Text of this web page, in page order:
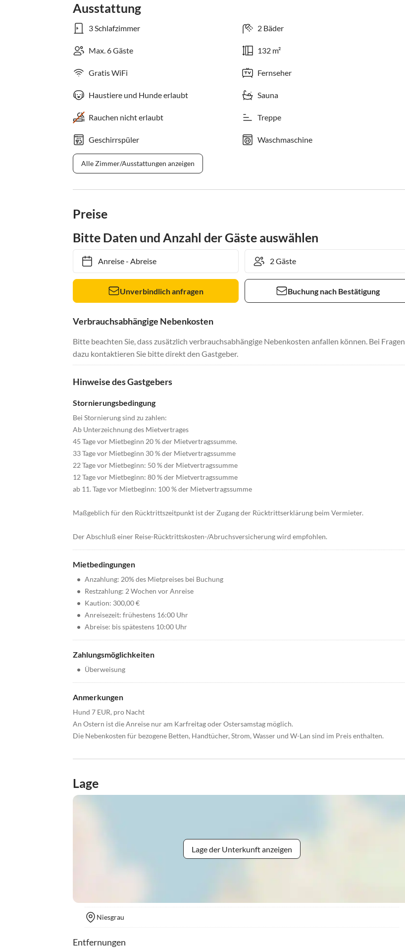
Ausstattung
3 Schlafzimmer 2 Bäder
Max. 6 Gäste 132 m²
Gratis WiFi Fernseher
Haustiere und Hunde erlaubt Sauna
Rauchen nicht erlaubt Treppe
Geschirrspüler Waschmaschine
Alle Zimmer/Ausstattungen anzeigen
Preise
Bitte Daten und Anzahl der Gäste auswählen
Anreise- Abreise
Unverbindlich anfragen Buchung nach Bestätigung
Verbrauchsabhängige Nebenkosten
Bitte beachten Sie, dass zusätzlich verbrauchsabhängige Nebenkosten anfallen können. Bei Fragen
dazu kontaktieren Sie bitte direkt den Gastgeber.
Hinweise des Gastgebers
Stornierungsbedingung
Bei Stornierung sind zu zahlen:
Ab Unterzeichnung des Mietvertrages
45 Tage vor Mietbeginn 20 % der Mietvertragssumme.
33 Tage vor Mietbeginn 30 % der Mietvertragssumme
22 Tage vor Mietbeginn: 50 % der Mietvertragssumme
12 Tage vor Mietbeginn: 80 % der Mietvertragssumme
ab 11. Tage vor Mietbeginn: 100 % der Mietvertragssumme
Maßgeblich für den Rücktrittszeitpunkt ist der Zugang der Rücktrittserklärung beim Vermieter.
Der Abschluß einer Reise-Rücktrittskosten-/Abruchsversicherung wird empfohlen.
Mietbedingungen
• Anzahlung: 20% des Mietpreises bei Buchung
• Restzahlung: 2 Wochen vor Anreise
• Kaution: 300,00 €
• Anreisezeit: frühestens 16:00 Uhr
• Abreise: bis spätestens 10:00 Uhr
Zahlungsmöglichkeiten
• Überweisung
Anmerkungen
Hund 7 EUR, pro Nacht
An Ostern ist die Anreise nur am Karfreitag oder Ostersamstag möglich.
Die Nebenkosten für bezogene Betten, Handtücher, Strom, Wasser und W-Lan sind im Preis enthalten.
Lage
Lage der Unterkunft anzeigen
Niesgrau
Entfernungen